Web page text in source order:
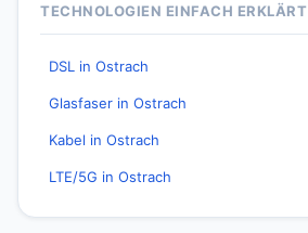
TECHNOLOGIEN EINFACH ERKLÄRT
DSL in Ostrach
Glasfaser in Ostrach
Kabel in Ostrach
LTE/5G in Ostrach